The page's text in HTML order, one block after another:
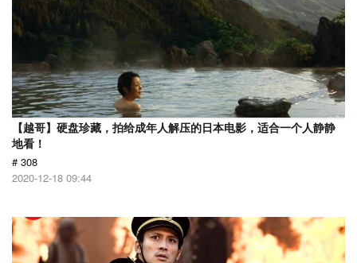
【越哥】硬盘珍藏，拍给成年人解压的日本电影，适合一个人静静
地看！
# 308
2020-12-18 09:44